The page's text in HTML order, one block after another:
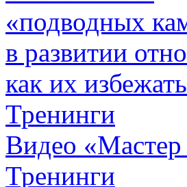
«подводных
в развитии
как их
Тренинги
Видео «Мастер
Тренинги